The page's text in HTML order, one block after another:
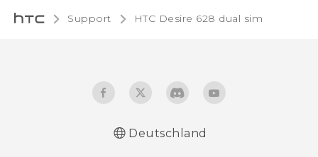
Support HTC Desire 628 dual sim‎
Deutschland